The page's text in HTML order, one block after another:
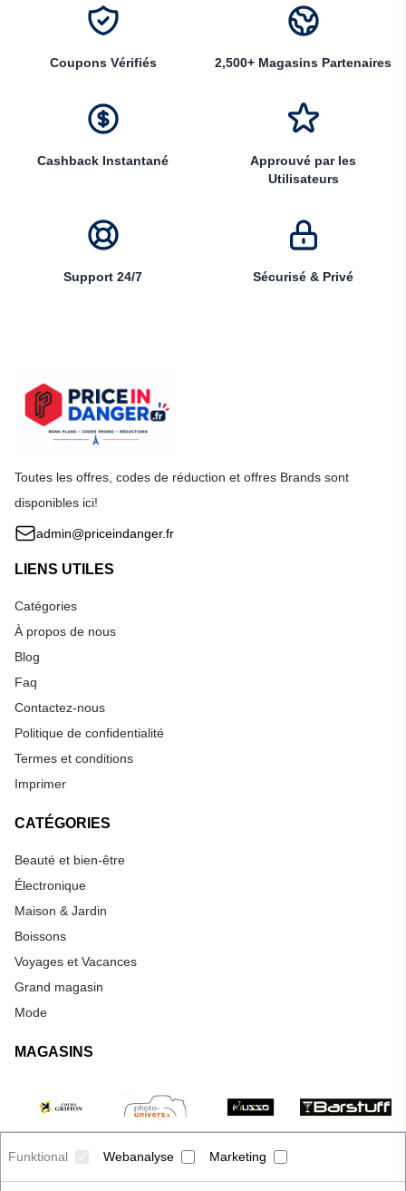
Coupons Vérifiés 2,500+ Magasins Partenaires
Cashback Instantané
Approuvé par les
Utilisateurs
Support 24/7 Sécurisé & Privé
Funktional Webanalyse Marketing
Toutes les offres, codes de réduction et offres Brands sont
disponibles ici!
admin@priceindanger.fr
LIENS UTILES
Catégories
À propos de nous
Blog
Faq
Contactez-nous
Politique de confidentialité
Termes et conditions
Imprimer
CATÉGORIES
Beauté et bien-être
Électronique
Maison & Jardin
Boissons
Voyages et Vacances
Grand magasin
Mode
MAGASINS